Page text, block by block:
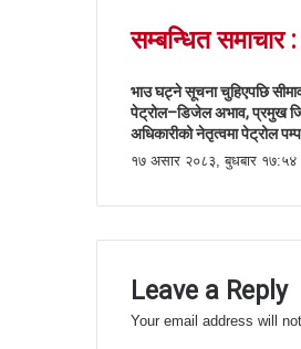
सम्बन्धित समाचार :
भाउ घट्ने सूचना चुहिएपछि
पेट्रोल–डिजेल अभाव, प्रमुख
अधिकारीको नेतृत्वमा पेट्रोल
१७ असार २०८३, बुधबार १७:५४
Leave a Reply
Your email address will